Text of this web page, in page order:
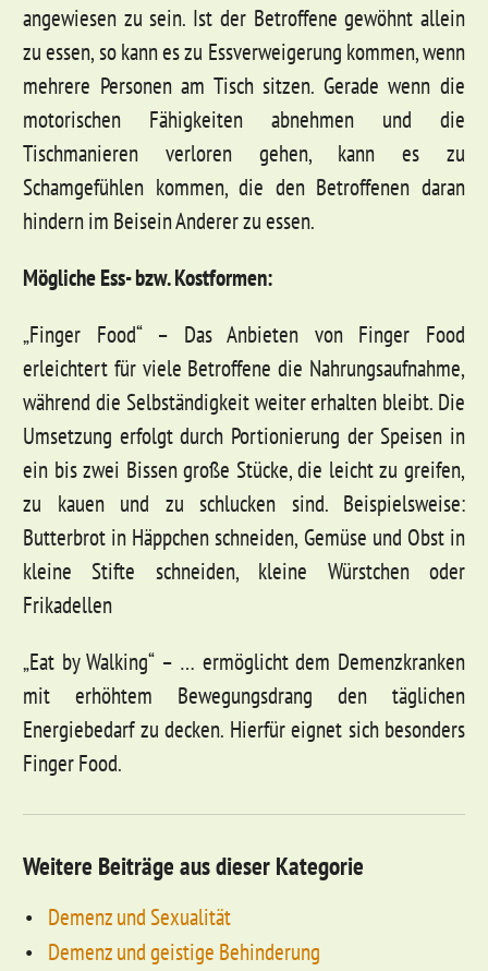
angewiesen zu sein. Ist der Betroffene gewöhnt allein
zu essen, so kann es zu Essverweigerung kommen, wenn
mehrere Personen am Tisch sitzen. Gerade wenn die
motorischen Fähigkeiten abnehmen und die
Tischmanieren verloren gehen, kann es zu
Schamgefühlen kommen, die den Betroffenen daran
hindern im Beisein Anderer zu essen.
Mögliche Ess- bzw. Kostformen:
„Finger Food“ – Das Anbieten von Finger Food
erleichtert für viele Betroffene die Nahrungsaufnahme,
während die Selbständigkeit weiter erhalten bleibt. Die
Umsetzung erfolgt durch Portionierung der Speisen in
ein bis zwei Bissen große Stücke, die leicht zu greifen,
zu kauen und zu schlucken sind. Beispielsweise:
Butterbrot in Häppchen schneiden, Gemüse und Obst in
kleine Stifte schneiden, kleine Würstchen oder
Frikadellen
„Eat by Walking“ – … ermöglicht dem Demenzkranken
mit erhöhtem Bewegungsdrang den täglichen
Energiebedarf zu decken. Hierfür eignet sich besonders
Finger Food.
Weitere Beiträge aus dieser Kategorie
Demenz und Sexualität
Demenz und geistige Behinderung